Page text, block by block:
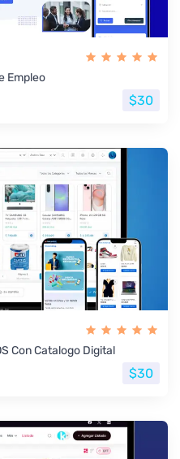
Empleo
$30
Con Catalogo Digital
$30